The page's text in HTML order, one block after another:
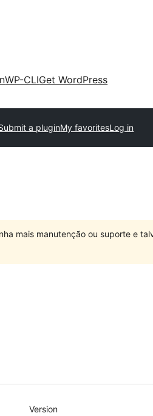
WP-CLIGet WordPress
a pluginMy favoritesLog in
mais manutenção ou suporte e
Meta
Version